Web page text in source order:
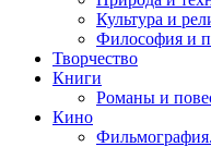
Культура и
Философия и
Творчество
Книги
Романы и
Кино